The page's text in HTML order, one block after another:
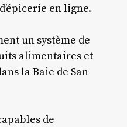
en ligne.
un système de
alimentaires et
la Baie de San
de